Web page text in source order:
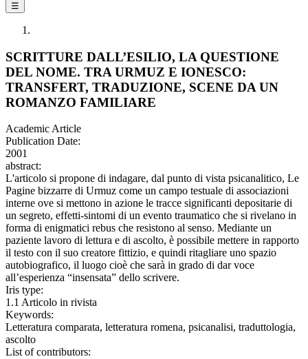
☰
SCRITTURE DALL’ESILIO, LA QUESTIONE
DEL NOME. TRA URMUZ E IONESCO:
TRANSFERT, TRADUZIONE, SCENE DA UN
ROMANZO FAMILIARE
Academic Article
Publication Date:
2001
abstract:
L'articolo si propone di indagare, dal punto di vista psicanalitico, Le
Pagine bizzarre di Urmuz come un campo testuale di associazioni
interne ove si mettono in azione le tracce significanti depositarie di
un segreto, effetti-sintomi di un evento traumatico che si rivelano in
forma di enigmatici rebus che resistono al senso. Mediante un
paziente lavoro di lettura e di ascolto, è possibile mettere in rapporto
il testo con il suo creatore fittizio, e quindi ritagliare uno spazio
autobiografico, il luogo cioè che sarà in grado di dar voce
all’esperienza “insensata” dello scrivere.
Iris type:
1.1 Articolo in rivista
Keywords:
Letteratura comparata, letteratura romena, psicanalisi, traduttologia,
ascolto
List of contributors: